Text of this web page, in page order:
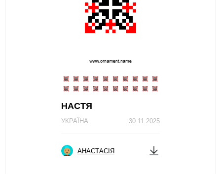
НАСТЯ
30.11.2025
УКРАЇНА
АНАСТАСІЯ